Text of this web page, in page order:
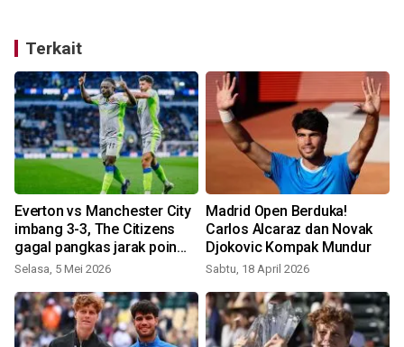
Terkait
Everton vs Manchester City
imbang 3-3, The Citizens
gagal pangkas jarak poin
dengan Arsenal
Selasa, 5 Mei 2026
Madrid Open Berduka!
Carlos Alcaraz dan Novak
Djokovic Kompak Mundur
Sabtu, 18 April 2026